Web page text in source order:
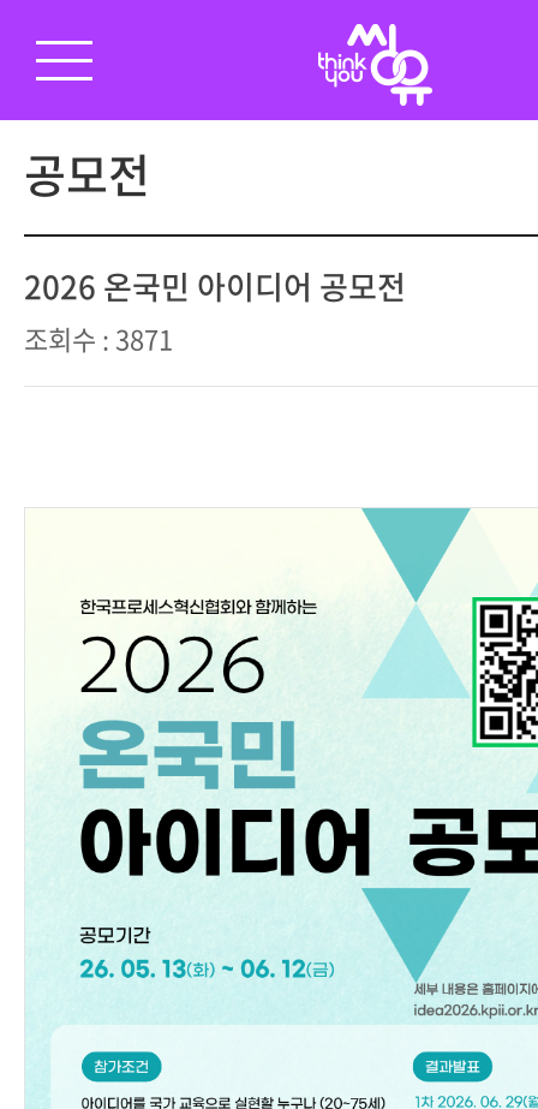
공모전
2026 온국민 아이디어 공모전
조회수 : 3871